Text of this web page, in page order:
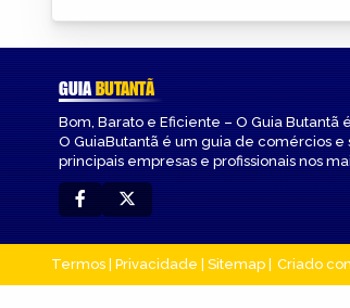
GUIABUTANTÃ
Bom, Barato e Eficiente – O Guia
O GuiaButantã é um guia de comércios e
principais empresas e profissionais nos
Termos | Privacidade | Sitemap Criado